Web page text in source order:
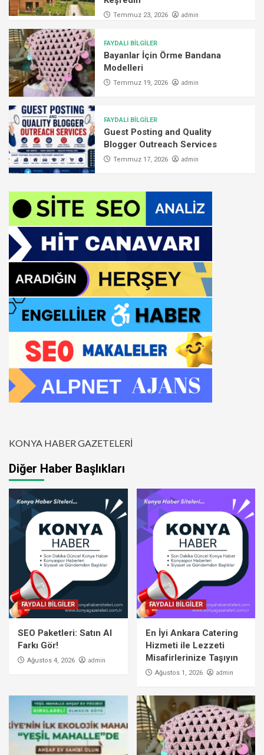
Temmuz 23, 2026 admin
FAYDALI BİLGİLER
Bayanlar İçin Örme Bandana
Modelleri
Temmuz 19, 2026 admin
FAYDALI BİLGİLER
Guest Posting and Quality
Blogger Outreach Services
Temmuz 17, 2026 admin
KONYA HABER GAZETELERİ
Diğer Haber Başlıkları
FAYDALI BİLGİLER
SEO Paketleri: Satın Al
Farkı Gör!
Ağustos 4, 2026 admin
FAYDALI BİLGİLER
En İyi Ankara Catering
Hizmeti ile Lezzeti
Misafirlerinize Taşıyın
Ağustos 1, 2026 admin